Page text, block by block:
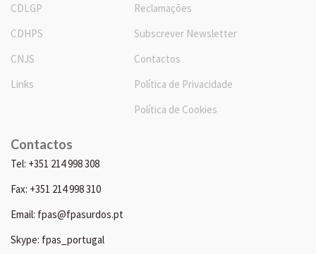
CDLGP
CDHPS
CNJS
Links
Reclamações
Subscrever Newsletter
Contactos
Política de Privacidade
Política de Cookies
Contactos
Tel: +351 214 998 308
Fax: +351 214 998 310
Email: fpas@fpasurdos.pt
Skype: fpas_portugal